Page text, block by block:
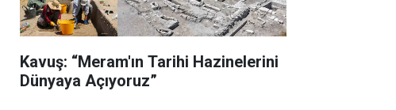
Kavuş: “Meram'ın Tarihi Hazinelerini
Dünyaya Açıyoruz”